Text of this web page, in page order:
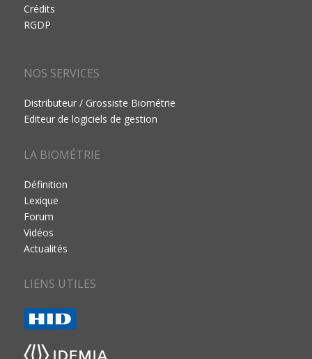
Crédits
RGDP
NOS SERVICES
Distributeur / Grossiste Biométrie
Editeur de logiciels de gestion
LA BIOMÉTRIE
Définition
Lexique
Forum
Vidéos
Actualités
LIENS UTILES